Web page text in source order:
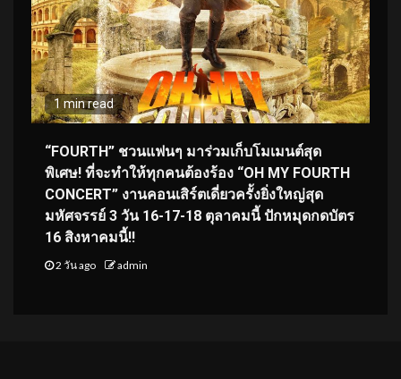
1 min read
“FOURTH” ชวนแฟนๆ มาร่วมเก็บโมเมนต์สุด
พิเศษ! ที่จะทำให้ทุกคนต้องร้อง “OH MY FOURTH
CONCERT” งานคอนเสิร์ตเดี่ยวครั้งยิ่งใหญ่สุด
มหัศจรรย์ 3 วัน 16-17-18 ตุลาคมนี้ ปักหมุดกดบัตร
16 สิงหาคมนี้!!
2 วัน ago admin